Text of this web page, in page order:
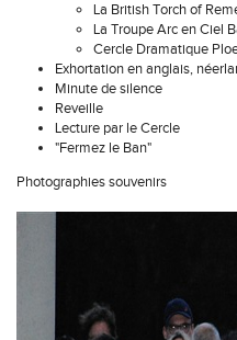
La British Torch of
La Troupe Arc en Ciel
Cercle Dramatique
Exhortation en anglais,
Minute de silence
Reveille
Lecture par le Cercle
"Fermez le Ban"
Photographies souvenirs